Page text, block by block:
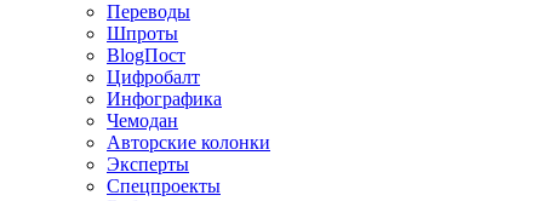
Переводы
Шпроты
BlogПост
Цифробалт
Инфографика
Чемодан
Авторские колонки
Эксперты
Спецпроекты